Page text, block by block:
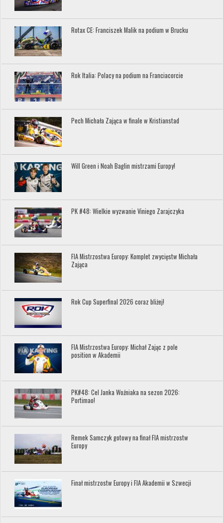
Rotax CE: Franciszek Malik na podium w Brucku
Rok Italia: Polacy na podium na Franciacorcie
Pech Michała Zająca w finale w Kristianstad
Will Green i Noah Baglin mistrzami Europy!
PK #48: Wielkie wyzwanie Viniego Zarajczyka
FIA Mistrzostwa Europy: Komplet zwycięstw Michała
Zająca
Rok Cup Superfinal 2026 coraz bliżej!
FIA Mistrzostwa Europy: Michał Zając z pole
position w Akademii
PK#48: Cel Janka Woźniaka na sezon 2026:
Portimao!
Remek Samczyk gotowy na finał FIA mistrzostw
Europy
Finał mistrzostw Europy i FIA Akademii w Szwecji